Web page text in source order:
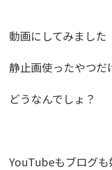
動画にしてみました
静止画使ったやつだ
どうなんでしょ？
YouTubeもブログ